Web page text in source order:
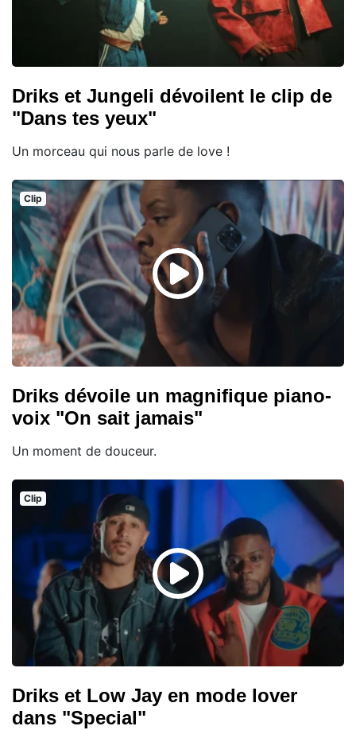
Driks et Jungeli dévoilent le clip de
"Dans tes yeux"
Un morceau qui nous parle de love !
Clip
Driks dévoile un magnifique piano-
voix "On sait jamais"
Un moment de douceur.
Clip
Driks et Low Jay en mode lover
dans "Special"